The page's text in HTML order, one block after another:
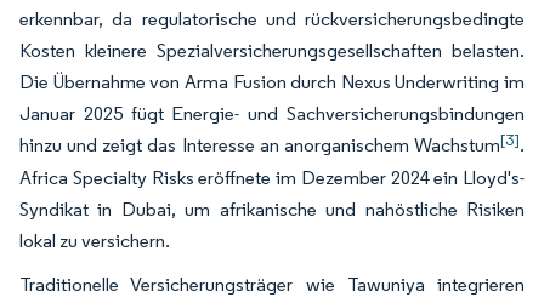
erkennbar, da regulatorische und rückversicherungsbedingte
Kosten kleinere Spezialversicherungsgesellschaften belasten.
Die Übernahme von Arma Fusion durch Nexus Underwriting im
Januar 2025 fügt Energie- und Sachversicherungsbindungen
hinzu und zeigt das Interesse an anorganischem Wachstum[3].
Africa Specialty Risks eröffnete im Dezember 2024 ein Lloyd's-
Syndikat in Dubai, um afrikanische und nahöstliche Risiken
lokal zu versichern.
Traditionelle Versicherungsträger wie Tawuniya integrieren